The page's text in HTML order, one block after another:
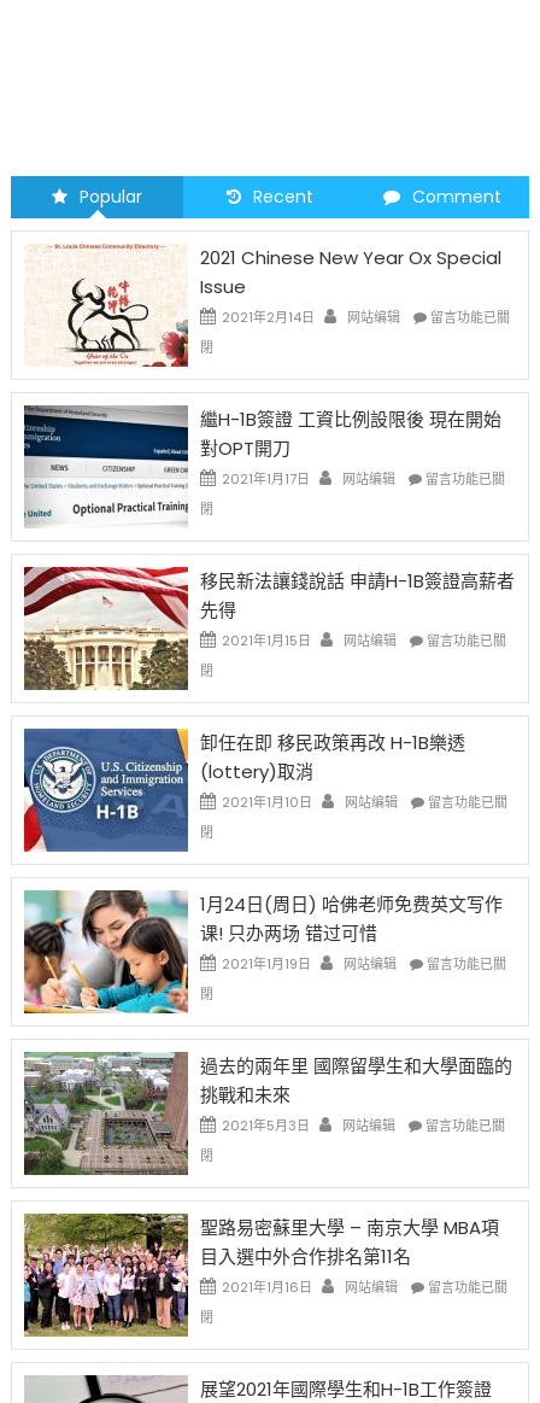
Popular Recent Comment
2021 Chinese New Year Ox Special
Issue
2021年2月14日 网站编辑
在
New
Ox
Issue〉
留言功能已關
閉
繼H-1B簽證 工資比例設限後 現在開始
對OPT開刀
2021年1月17日 网站编辑
在
1B
證
資
設
後
在
對
OPT
開
中
留言功能已關
閉
移民新法讓錢說話 申請H-1B簽證高薪者
先得
2021年1月15日 网站编辑
在
新
讓
說
請
1B
證
者
先
得〉
留言功能已關
閉
卸任在即 移民政策再改 H-1B樂透
(lottery)取消
2021年1月10日 网站编辑
在
在
移
政
改
1B
透
消〉
中
留言功能已關
閉
1月24日(周日) 哈佛老师免费英文写作
课! 只办两场 错过可惜
2021年1月19日 网站编辑
在
24
(周
哈
师
费
文
课!
只
办
留言功能已關
閉
過去的兩年里 國際留學生和大學面臨的
挑戰和未來
2021年5月3日 网站编辑
在
的
年
國
學
和
留言功能已關
閉
聖路易密蘇里大學 – 南京大學 MBA項
目入選中外合作排名第11名
2021年1月16日 网站编辑
在
易
蘇
留言功能已關
閉
展望2021年國際學生和H-1B工作簽證